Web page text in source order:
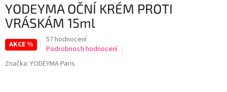
YODEYMA OČNÍ KRÉM PROTI
VRÁSKÁM 15ml
AKCE %
Průměrné
hodnocení
produktu
je
57 hodnocení
Podrobnosti hodnocení
Značka: YODEYMA Paris